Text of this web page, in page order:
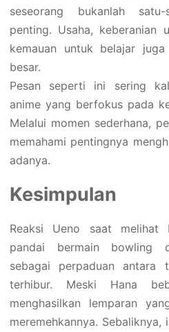
seseorang bukanlah
penting. Usaha, keberanian
kemauan untuk belajar
besar.
Pesan seperti ini sering
anime yang berfokus pada
Melalui momen sederhana,
memahami pentingnya
adanya.
Kesimpulan
Reaksi Ueno saat melihat
pandai bermain bowling
sebagai perpaduan antara
terhibur. Meski Hana
menghasilkan lemparan
meremehkannya. Sebaliknya,